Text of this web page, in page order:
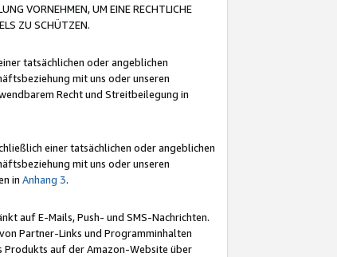
VORNEHMEN, UM EINE RECHTLICHE
ZU SCHÜTZEN.
tatsächlichen oder angeblichen
mit uns oder unseren
Recht und Streitbeilegung in
einer tatsächlichen oder angeblichen
mit uns oder unseren
in Anhang 3.
auf E-Mails, Push- und SMS-Nachrichten.
Partner-Links und Programminhalten
Produkts auf der Amazon-Website über